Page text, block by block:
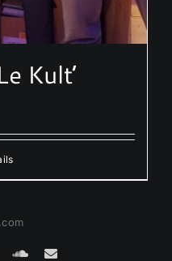
Kult’
SpotifySoundCloud
Email